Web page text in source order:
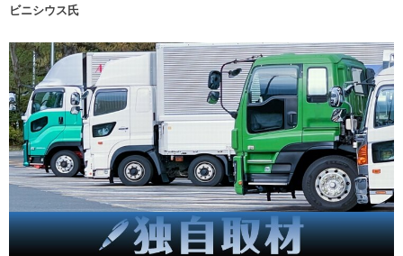
ビニシウス氏